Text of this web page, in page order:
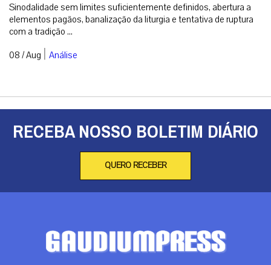
Sinodalidade sem limites suficientemente definidos, abertura a
elementos pagãos, banalização da liturgia e tentativa de ruptura
com a tradição ...
08 / Aug | Análise
RECEBA NOSSO BOLETIM DIÁRIO
QUERO RECEBER